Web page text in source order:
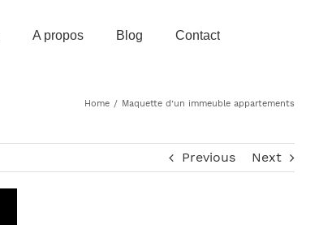
A propos Blog Contact
Home / Maquette d’un immeuble appartements
Previous Next